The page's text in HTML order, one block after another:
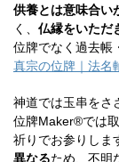
供養とは意味合い
く、 仏縁をいただ
位牌でなく過去帳
真宗の位牌｜法名
神道では玉串をさ
位牌Maker®では
祈りでお参りしま
異なるため、不明